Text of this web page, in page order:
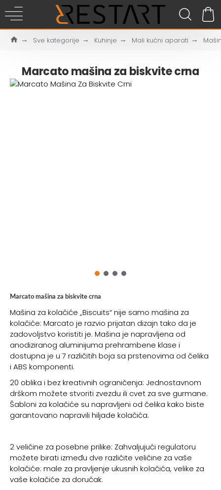
Sve kategorije Kuhinje Mali kućni aparati
Marcato mašina za biskvite crna
Marcato mašina za biskvite crna
Mašina za kolačiće „Biscuits“ nije samo mašina za
kolačiće: Marcato je razvio prijatan dizajn tako da je
zadovoljstvo koristiti je. Mašina je napravljena od
anodiziranog aluminijuma prehrambene klase i
dostupna je u 7 različitih boja sa prstenovima od čelika
i ABS komponenti.
20 oblika i bez kreativnih ograničenja: Jednostavnom
drškom možete stvoriti zvezdu ili cvet za sve gurmane.
Šabloni za kolačiće su napravljeni od čelika kako biste
garantovano napravili hiljade kolačića.
2 veličine za posebne prilike: Zahvaljujući regulatoru
možete birati između dve različite veličine za vaše
kolačiće: male za pravljenje ukusnih kolačića, velike za
vaše kolačiće za doručak.